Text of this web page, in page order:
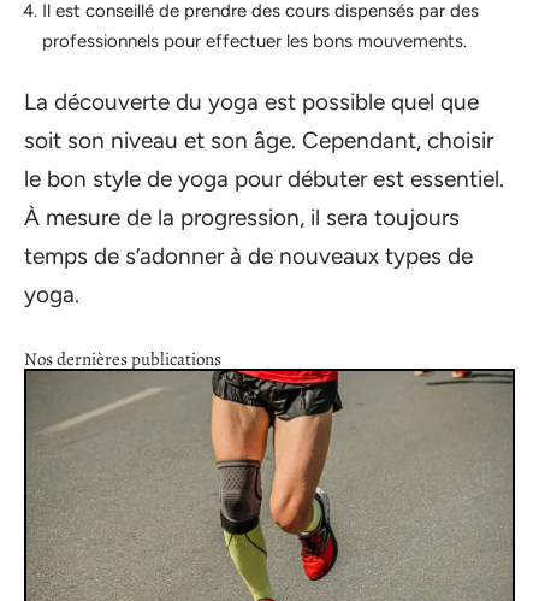
Il est conseillé de prendre des cours dispensés par des
professionnels pour effectuer les bons mouvements.
La découverte du yoga est possible quel que
soit son niveau et son âge. Cependant, choisir
le bon style de yoga pour débuter est essentiel.
À mesure de la progression, il sera toujours
temps de s’adonner à de nouveaux types de
yoga.
Nos dernières publications